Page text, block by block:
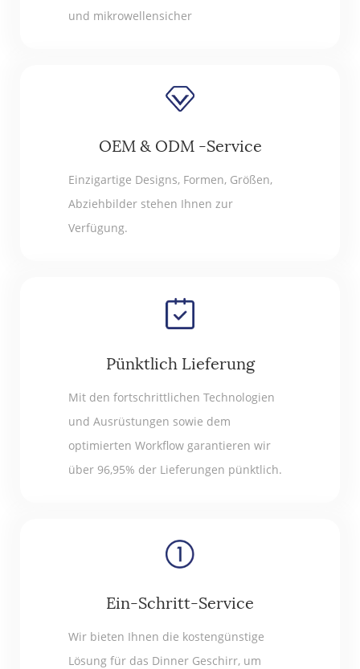
und mikrowellensicher
OEM & ODM -Service
Einzigartige Designs, Formen, Größen,
Abziehbilder stehen Ihnen zur
Verfügung.
Pünktlich Lieferung
Mit den fortschrittlichen Technologien
und Ausrüstungen sowie dem
optimierten Workflow garantieren wir
über 96,95% der Lieferungen pünktlich.
Ein-Schritt-Service
Wir bieten Ihnen die kostengünstige
Lösung für das Dinner Geschirr, um